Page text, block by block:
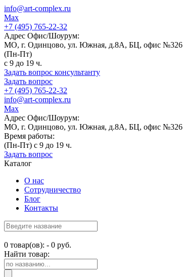
info@art-complex.ru
Max
+7 (495) 765-22-32
Адрес Офис/Шоурум:
МО, г. Одинцово, ул. Южная, д.8А, БЦ, офис №326
(Пн-Пт)
с 9 до 19 ч.
Задать вопрос консультанту
Задать вопрос
+7 (495) 765-22-32
info@art-complex.ru
Max
Адрес Офис/Шоурум:
МО, г. Одинцово, ул. Южная, д.8А, БЦ, офис №326
Время работы:
(Пн-Пт) с 9 до 19 ч.
Задать вопрос
Каталог
О нас
Сотрудничество
Блог
Контакты
0 товар(ов): - 0 руб.
Найти товар: